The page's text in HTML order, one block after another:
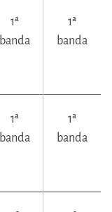
1ª
banda
1ª
banda
1ª
banda
1ª
banda